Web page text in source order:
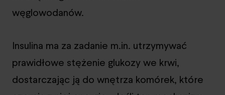
węglowodanów.
Insulina ma za zadanie m.in. utrzymywać
prawidłowe stężenie glukozy we krwi,
dostarczając ją do wnętrza komórek, które